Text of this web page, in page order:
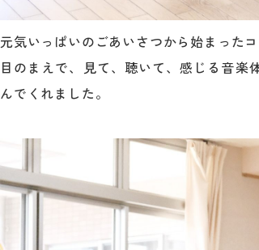
元気いっぱいのごあいさつから始まったコ
目のまえで、見て、聴いて、感じる音楽
んでくれました。